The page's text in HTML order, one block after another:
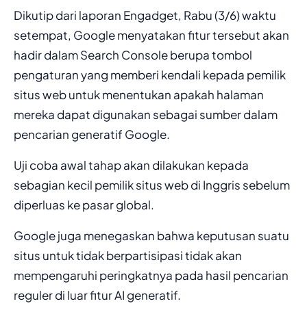
Dikutip dari laporan Engadget, Rabu (3/6) waktu
setempat, Google menyatakan fitur tersebut akan
hadir dalam Search Console berupa tombol
pengaturan yang memberi kendali kepada pemilik
situs web untuk menentukan apakah halaman
mereka dapat digunakan sebagai sumber dalam
pencarian generatif Google.
Uji coba awal tahap akan dilakukan kepada
sebagian kecil pemilik situs web di Inggris sebelum
diperluas ke pasar global.
Google juga menegaskan bahwa keputusan suatu
situs untuk tidak berpartisipasi tidak akan
mempengaruhi peringkatnya pada hasil pencarian
reguler di luar fitur AI generatif.